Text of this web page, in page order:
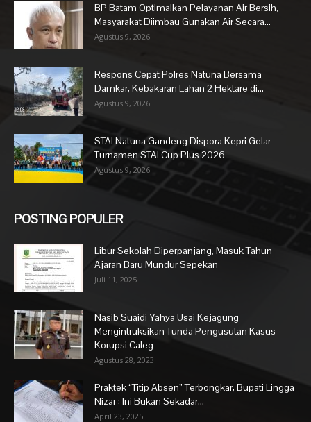
BP Batam Optimalkan Pelayanan Air Bersih,
Masyarakat Diimbau Gunakan Air Secara...
Agustus 9, 2026
Respons Cepat Polres Natuna Bersama
Damkar, Kebakaran Lahan 2 Hektare di...
Agustus 9, 2026
STAI Natuna Gandeng Dispora Kepri Gelar
Turnamen STAI Cup Plus 2026
Agustus 9, 2026
POSTING POPULER
Libur Sekolah Diperpanjang, Masuk Tahun
Ajaran Baru Mundur Sepekan
Juli 11, 2025
Nasib Suaidi Yahya Usai Kejagung
Mengintruksikan Tunda Pengusutan Kasus
Korupsi Caleg
Agustus 28, 2023
Praktek “Titip Absen” Terbongkar, Bupati Lingga
Nizar : Ini Bukan Sekadar...
April 23, 2025